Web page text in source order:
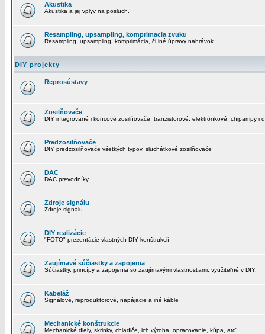
Akustika
Akustika a jej vplyv na posluch.
Resampling, upsampling, komprimacia zvuku
Resampling, upsampling, komprimácia, či iné úpravy nahrávok
DIY projekty
Reprosústavy
Zosilňovače
DIY integrované i koncové zosilňovače, tranzistorové, elektrónkové, chipampy i
Predzosilňovače
DIY predzosilňovače všetkých typov, sluchátkové zosilňovače
DAC
DAC prevodníky
Zdroje signálu
Zdroje signálu
DIY realizácie
"FOTO" prezentácie vlastných DIY konštrukcií
Zaujímavé súčiastky a zapojenia
Súčiastky, princípy a zapojenia so zaujímavými vlastnosťami, využiteľné v DIY.
Kabeláž
Signálové, reproduktorové, napájacie a iné káble
Mechanické konštrukcie
Mechanické diely, skrinky, chladiče, ich výroba, opracovanie, kúpa, atď ...